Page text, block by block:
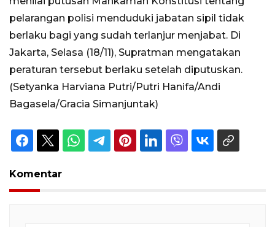
pelarangan polisi menduduki jabatan sipil tidak
berlaku bagi yang sudah terlanjur menjabat. Di
Jakarta, Selasa (18/11), Supratman mengatakan
peraturan tersebut berlaku setelah diputuskan.
(Setyanka Harviana Putri/Putri Hanifa/Andi
Bagasela/Gracia Simanjuntak)
Komentar